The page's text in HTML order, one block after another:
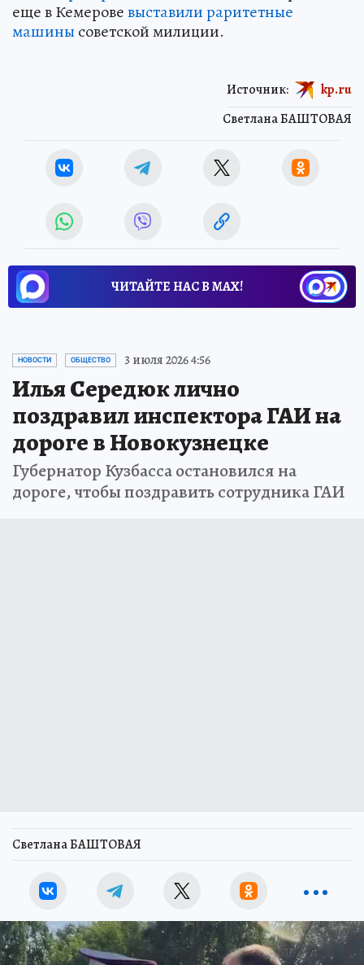
еще в Кемеровевыставили раритетные
машины советской милиции.
Светлана БАШТОВАЯ
Источник: kp.ru
ЧИТАЙТЕ НАС В МАХ!
НОВОСТИ ОБЩЕСТВО 3 июля 2026 4:56
Илья Середюк лично
поздравил инспектора ГАИ на
дороге в Новокузнецке
Губернатор Кузбасса остановился на
дороге, чтобы поздравить сотрудника ГАИ
Светлана БАШТОВАЯ